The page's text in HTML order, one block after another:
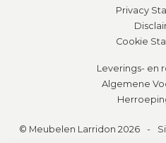
Privacy
Cookie
Leverings- en
Algemene
© Meubelen Larridon 2026 -